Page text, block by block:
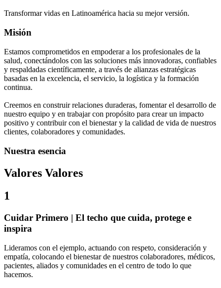
Transformar vidas en Latinoamérica hacia su mejor versión.
Misión
Estamos comprometidos en empoderar a los profesionales de la
salud, conectándolos con las soluciones más innovadoras, confiables
y respaldadas científicamente, a través de alianzas estratégicas
basadas en la excelencia, el servicio, la logística y la formación
continua.
Creemos en construir relaciones duraderas, fomentar el desarrollo de
nuestro equipo y en trabajar con propósito para crear un impacto
positivo y contribuir con el bienestar y la calidad de vida de nuestros
clientes, colaboradores y comunidades.
Nuestra esencia
Valores Valores
1
Cuidar Primero | El techo que cuida, protege e
inspira
Lideramos con el ejemplo, actuando con respeto, consideración y
empatía, colocando el bienestar de nuestros colaboradores, médicos,
pacientes, aliados y comunidades en el centro de todo lo que
hacemos.